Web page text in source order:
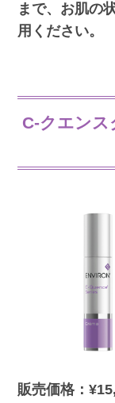
まで、お肌の
用ください。
C-クエンス
販売価格：